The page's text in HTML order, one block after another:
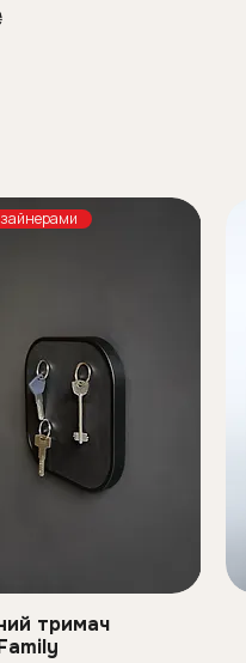
перегляд
тримач